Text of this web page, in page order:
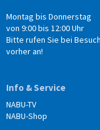
Montag bis Donnerstag
von 9:00 bis 12:00 Uhr
Bitte rufen Sie bei
vorher an!
Info & Service
NABU-TV
NABU-Shop